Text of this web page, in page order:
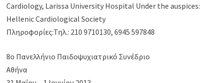
Cardiology, Larissa University Hospital Under the auspices:
Hellenic Cardiological Society
Πληροφορίες:Τηλ.: 210 9710130, 6945 597848
8ο Πανελλήνιο Παιδοψυχιατρικό Συνέδριο
Αθήνα